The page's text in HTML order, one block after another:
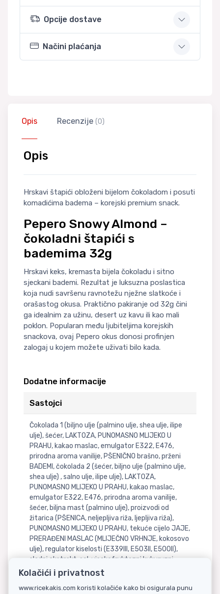
Opcije dostave
Načini plaćanja
Opis Recenzije (0)
Opis
Hrskavi štapići obloženi bijelom čokoladom i posuti
komadićima badema – korejski premium snack.
Pepero Snowy Almond –
čokoladni štapići s
bademima 32g
Hrskavi keks, kremasta bijela čokoladu i sitno
sjeckani bademi. Rezultat je luksuzna poslastica
koja nudi savršenu ravnotežu nježne slatkoće i
orašastog okusa. Praktično pakiranje od 32g čini
ga idealnim za užinu, desert uz kavu ili kao mali
poklon. Popularan među ljubiteljima korejskih
snackova, ovaj Pepero okus donosi profinjen
zalogaj u kojem možete uživati bilo kada.
Dodatne informacije
Sastojci
Čokolada 1 (biljno ulje (palmino ulje, shea ulje, ilipe
ulje), šećer, LAKTOZA, PUNOMASNO MLIJEKO U
PRAHU, kakao maslac, emulgator E322, E476,
prirodna aroma vanilije, PŠENIČNO brašno, prženi
BADEMI, čokolada 2 (šećer, biljno ulje (palmino ulje,
shea ulje) , salno ulje, ilipe ulje), LAKTOZA,
PUNOMASNO MLIJEKO U PRAHU, kakao maslac,
emulgator E322, E476, prirodna aroma vanilije,
šećer, biljna mast (palmino ulje), proizvodi od
žitarica (PŠENICA, neljepljiva riža, ljepljiva riža),
PUNOMASNO MLIJEKO U PRAHU, tekuće cijelo JAJE,
PRERAĐENI MASLAC (MLIJEČNO VRHNJE, kokosovo
ulje), regulator kiselosti (E339III, E503II, E500II),
sladni ekstrakt, sol, visokofruktozni kukuruzni
sirup, aroma vanilije (E1520, vanilin, E1518, acetoin,
dekanska kiselina), enzim pripravak (ovlaživač
E422, voda, ekstrakt papaje, antioksidansi E223),
Kolačići i privatnost
www.ricekakis.com koristi kolačiće kako bi osigurala punu